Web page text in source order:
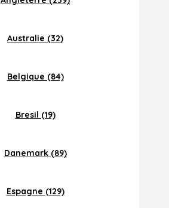
Australie (32)
Belgique (84)
Bresil (19)
Danemark (89)
Espagne (129)